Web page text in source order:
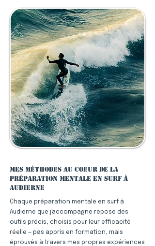
Mes méthodes au coeur de la
préparation mentale en surf à
Audierne
Chaque préparation mentale en surf à
Audierne que j'accompagne repose des
outils précis, choisis pour leur efficacité
réelle — pas appris en formation, mais
éprouvés à travers mes propres expériences